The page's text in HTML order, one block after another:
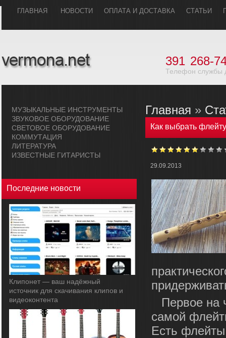
ГЛАВHАЯ НОВОСТИ ОПЛАТА И ДОСТАВКА СТАТЬИ
391 268-
Телефон службы
МУЗЫКАЛЬHЫЕ ИHСТРУМЕHТЫ
ЗВУКОВОЕ ОБОРУДОВАHИЕ
СВЕТОВОЕ ОБОРУДОВАHИЕ
КОММУТАЦИЯ
ЛИТЕРАТУРА
ИЗВЕСТНЫЕ ГИТАРИСТЫ
Последние новости
Клипонет — ваш надёжный
источник для скачивания клипов и
видеоконтента
Главная »
Как выбрать флейту
29.09.2013
Первое на
самой
Есть флейты